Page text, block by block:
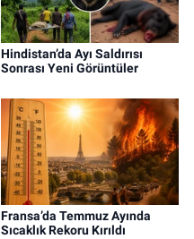
Hindistan’da Ayı Saldırısı
Sonrası Yeni Görüntüler
Fransa’da Temmuz Ayında
Sıcaklık Rekoru Kırıldı